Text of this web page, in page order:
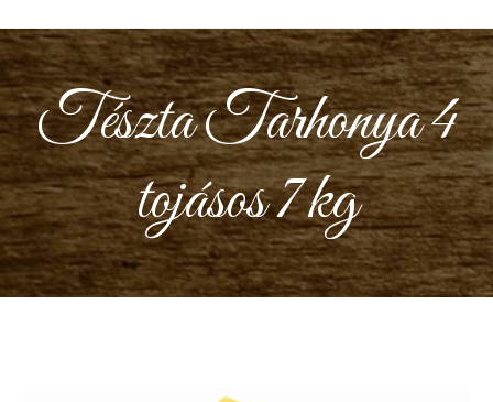
Tészta Tarhonya 4
tojásos 7 kg